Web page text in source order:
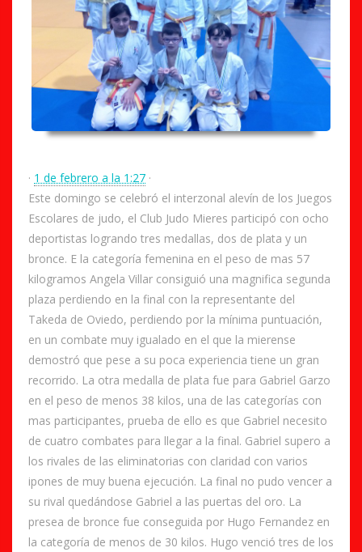
· 1 de febrero a la 1:27 ·
Este domingo se celebró el interzonal alevín de los Juegos
Escolares de judo, el Club Judo Mieres participó con ocho
deportistas logrando tres medallas, dos de plata y un
bronce. E la categoría femenina en el peso de mas 57
kilogramos Angela Villar consiguió una magnifica segunda
plaza perdiendo en la final con la representante del
Takeda de Oviedo, perdiendo por la mínima puntuación,
en un combate muy igualado en el que la mierense
demostró que pese a su poca experiencia tiene un gran
recorrido. La otra medalla de plata fue para Gabriel Garzo
en el peso de menos 38 kilos, una de las categorías con
mas participantes, prueba de ello es que Gabriel necesito
de cuatro combates para llegar a la final. Gabriel supero a
los rivales de las eliminatorias con claridad con varios
ipones de muy buena ejecución. La final no pudo vencer a
su rival quedándose Gabriel a las puertas del oro. La
presea de bronce fue conseguida por Hugo Fernandez en
la categoría de menos de 30 kilos. Hugo venció tres de los